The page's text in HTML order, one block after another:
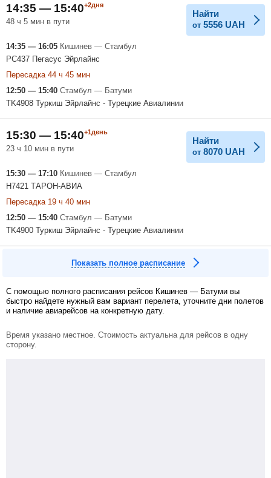
14:35 — 15:40+2дня
48 ч 5 мин в пути
Найти
от 5556 UAH
14:35 — 16:05 Кишинев — Стамбул
PC437 Пегасус Эйрлайнс
Пересадка 44 ч 45 мин
12:50 — 15:40 Стамбул — Батуми
TK4908 Туркиш Эйрлайнс - Турецкие Авиалинии
15:30 — 15:40+1день
23 ч 10 мин в пути
Найти
от 8070 UAH
15:30 — 17:10 Кишинев — Стамбул
H7421 ТАРОН-АВИА
Пересадка 19 ч 40 мин
12:50 — 15:40 Стамбул — Батуми
TK4900 Туркиш Эйрлайнс - Турецкие Авиалинии
Показать полное расписание
С помощью полного расписания рейсов Кишинев — Батуми вы
быстро найдете нужный вам вариант перелета, уточните дни полетов
и наличие авиарейсов на конкретную дату.
Время указано местное. Стоимость актуальна для рейсов в одну
сторону.